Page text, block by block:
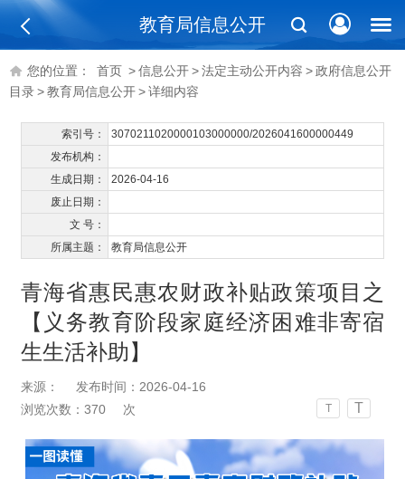
教育局信息公开
您的位置： 首页 >信息公开>法定主动公开内容 >政府信息公开
目录>教育局信息公开>详细内容
索引号：
3070211020000103000000/2026041600000449
发布机构：
生成日期：
2026-04-16
废止日期：
文 号：
所属主题：
教育局信息公开
青海省惠民惠农财政补贴政策项目之
【义务教育阶段家庭经济困难非寄宿
生生活补助】
来源：
发布时间：2026-04-16
浏览次数： 370 次 T T